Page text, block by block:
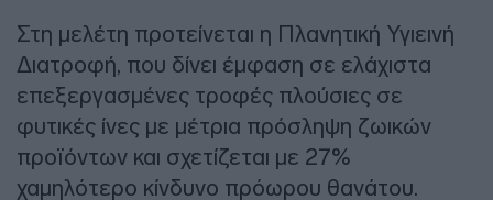
Στη μελέτη προτείνεται η Πλανητική Υγιεινή
Διατροφή, που δίνει έμφαση σε ελάχιστα
επεξεργασμένες τροφές πλούσιες σε
φυτικές ίνες με μέτρια πρόσληψη ζωικών
προϊόντων και σχετίζεται με 27%
χαμηλότερο κίνδυνο πρόωρου θανάτου.